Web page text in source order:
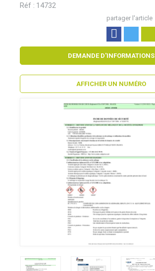
Réf : 14732
partager l'article
DEMANDE D'INFORMATIONS
AFFICHER UN NUMÉRO